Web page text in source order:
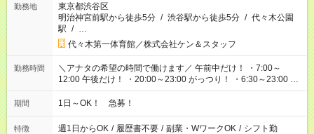
勤務地
東京都渋谷区
明治神宮前駅から徒歩5分 / 渋谷駅から徒歩5分 / 代々木公園
駅 / …
代々木第一体育館／株式会社ケン＆スタッフ
勤務時間
＼アナタの希望の時間で働けます／ 午前中だけ！ ・7:00～
12:00 午後だけ！ ・20:00～23:00 がっつり！ ・6:30～23:00 ・
12:00～21:00 ・16:00～翌8:00 …etc ※時間曜日イベントによ
り異なります。
期間 1日～OK！ 急募！
特徴 週1日からOK / 履歴書不要 / 副業・WワークOK / シフト勤